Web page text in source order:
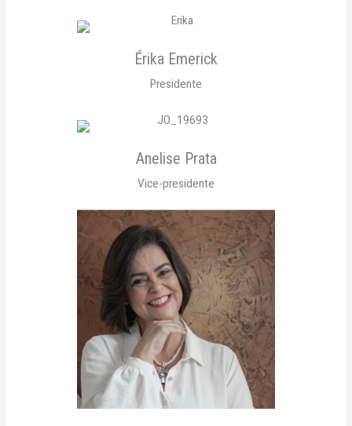
Érika Emerick
Presidente
Anelise Prata
Vice-presidente